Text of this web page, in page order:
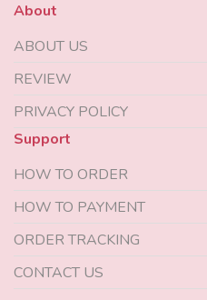
About
ABOUT US
REVIEW
PRIVACY POLICY
Support
HOW TO ORDER
HOW TO PAYMENT
ORDER TRACKING
CONTACT US